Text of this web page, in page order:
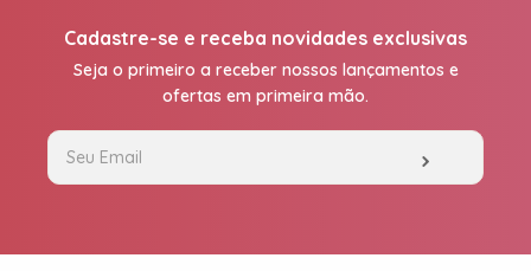
Cadastre-se e receba novidades exclusivas
Seja o primeiro a receber nossos lançamentos e
ofertas em primeira mão.